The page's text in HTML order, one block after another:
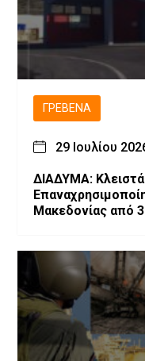
ΓΡΕΒΕΝΆ
29 Ιουλίου
ΔΙΑΔΥΜΑ: Κλειστά
Μακεδονίας από